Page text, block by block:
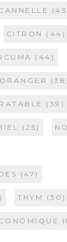
CITRON (44)
(44)
(38)
(39)
(25)
(47)
THYM (30)